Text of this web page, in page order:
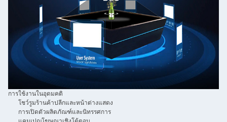
การใช้งานในอุดมคติ
โชว์รูมร้านค้าปลีกและหน้าต่างแสดง
การเปิดตัวผลิตภัณฑ์และนิทรรศการ